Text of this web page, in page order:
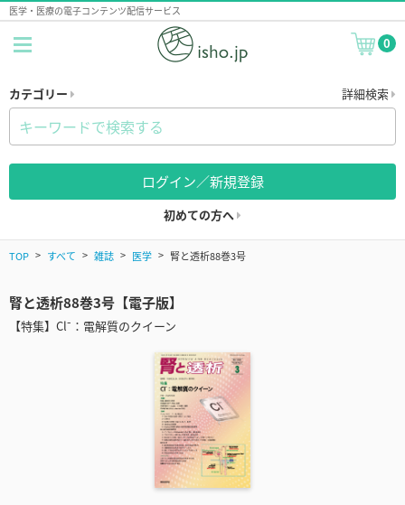
医学・医療の電子コンテンツ配信サービス
0
カテゴリー 詳細検索
ログイン／新規登録
初めての方へ
TOP すべて 雑誌 医学 腎と透析88巻3号
腎と透析88巻3号【電子版】
【特集】Cl- ：電解質のクイーン